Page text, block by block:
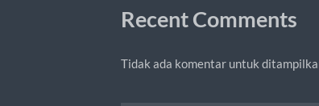
Recent Comments
Tidak ada komentar untuk